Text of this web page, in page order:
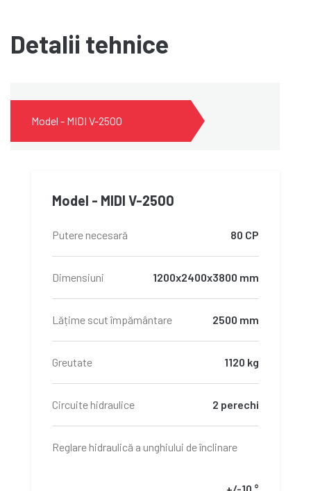
Detalii tehnice
Model - MIDI V-2500
Model - MIDI V-2500
Putere necesară 80 CP
Dimensiuni 1200x2400x3800 mm
Lățime scut împământare 2500 mm
Greutate 1120 kg
Circuite hidraulice 2 perechi
Reglare hidraulică a unghiului de înclinare